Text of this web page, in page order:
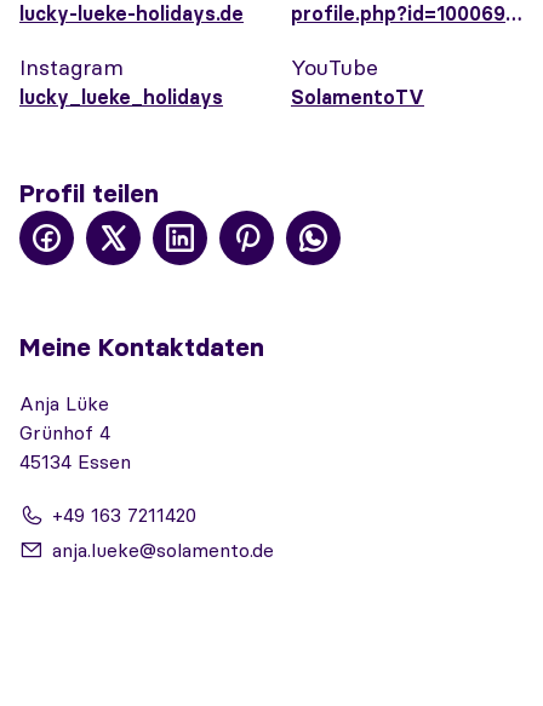
lucky-lueke-holidays.de profile.php?id=100069847346384
Instagram
lucky_lueke_holidays
YouTube
SolamentoTV
Profil teilen
Meine Kontaktdaten
Anja Lüke
Grünhof 4
45134 Essen
+49 163 7211420
anja.lueke@solamento.de